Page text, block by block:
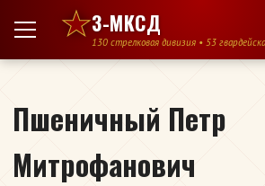
Перейти к содержимому
3-МКСД
130 стрелковая дивизия • 53
Пшеничный Петр
Митрофанович